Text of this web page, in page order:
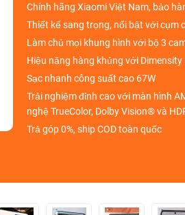
Chính hãng Xiaomi Việt Nam, bảo
Thiết kế sang trọng, nổi bật với cụm
Làm chủ mọi khung hình với bộ 3
Hiệu năng hàng khủng với Dimensity
Sạc nhanh công suất cao 67W
Trải nghiệm đỉnh cao với màn hình
nghệTrueColor, Dolby Vision® và
Trả góp 0%, ship COD toàn quốc